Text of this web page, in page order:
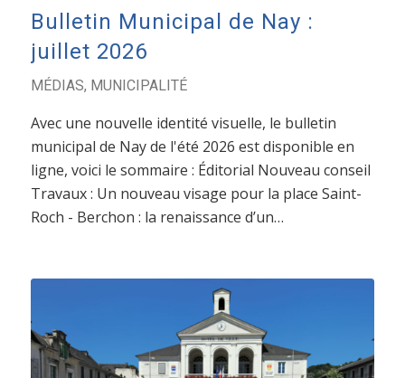
Bulletin Municipal de Nay :
juillet 2026
MÉDIAS, MUNICIPALITÉ
Avec une nouvelle identité visuelle, le bulletin
municipal de Nay de l'été 2026 est disponible en
ligne, voici le sommaire : Éditorial Nouveau conseil
Travaux : Un nouveau visage pour la place Saint-
Roch - Berchon : la renaissance d’un…